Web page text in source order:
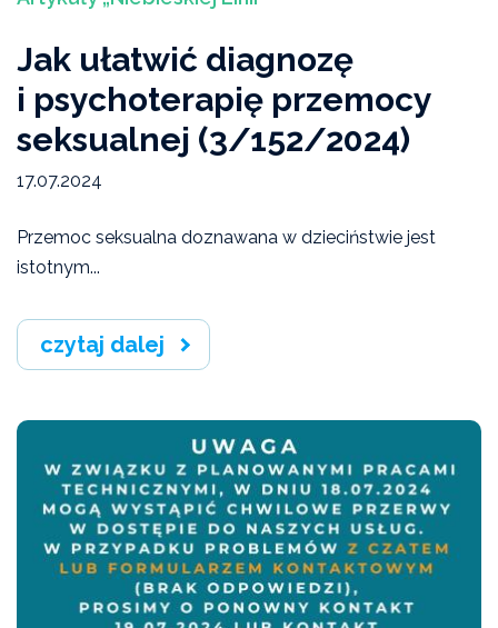
Jak ułatwić diagnozę
i psychoterapię przemocy
seksualnej (3/152/2024)
17.07.2024
Przemoc seksualna doznawana w dzieciństwie jest
istotnym...
czytaj dalej